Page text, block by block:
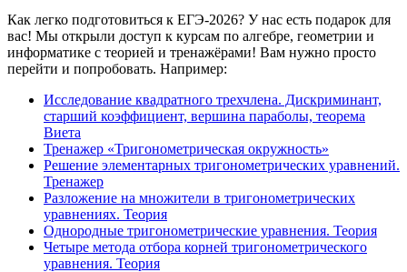
Как легко подготовиться к ЕГЭ-2026? У нас есть подарок для
вас! Мы открыли доступ к курсам по алгебре, геометрии и
информатике с теорией и тренажёрами! Вам нужно просто
перейти и попробовать. Например:
Исследование квадратного трехчлена. Дискриминант,
старший коэффициент, вершина параболы, теорема
Виета
Тренажер «Тригонометрическая окружность»
Решение элементарных тригонометрических уравнений.
Тренажер
Разложение на множители в тригонометрических
уравнениях. Теория
Однородные тригонометрические уравнения. Теория
Четыре метода отбора корней тригонометрического
уравнения. Теория